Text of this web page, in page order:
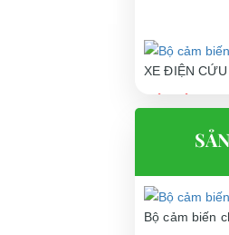
XE ĐIỆN
Liên hệ
Bộ cảm biến